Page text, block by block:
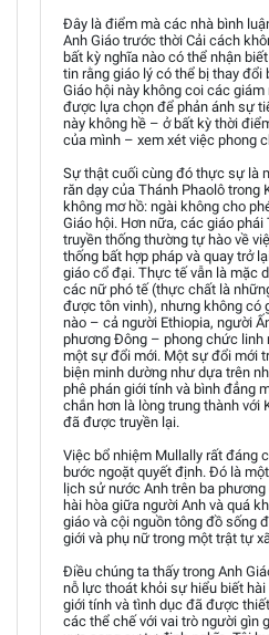
Đây là điểm mà các nhà bình
Anh Giáo trước thời Cải cách
bất kỳ nghĩa nào có thể nhận
tin rằng giáo lý có thể bị thay đổi
Giáo hội này không coi các
được lựa chọn để phản ánh sự
này không hề – ở bất kỳ thời
của mình – xem xét việc phong
Sự thật cuối cùng đó thực sự là
răn dạy của Thánh Phaolô trong
không mơ hồ: ngài không cho
Giáo hội. Hơn nữa, các giáo
truyền thống thường tự hào về
thống bất hợp pháp và quay trở
giáo cổ đại. Thực tế vẫn là mặc
các nữ phó tế (thực chất là
được tôn vinh), nhưng không có
nào – cả người Ethiopia, người
phương Đông – phong chức linh
một sự đổi mới. Một sự đổi mới
biện minh dường như dựa trên
phê phán giới tính và bình đẳng
chắn hơn là lòng trung thành với
đã được truyền lại.
Việc bổ nhiệm Mullally rất đáng
bước ngoặt quyết định. Đó là
lịch sử nước Anh trên ba
hài hòa giữa người Anh và quá
giáo và cội nguồn tông đồ sống
giới và phụ nữ trong một trật tự
Điều chúng ta thấy trong Anh
nỗ lực thoát khỏi sự hiểu biết hài
giới tính và tình dục đã được
các thể chế với vai trò người gìn